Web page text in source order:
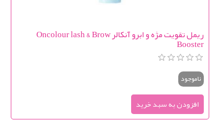
ریمل تقویت مژه و ابرو آنکالر Oncolour lash & Brow
Booster
ناموجود